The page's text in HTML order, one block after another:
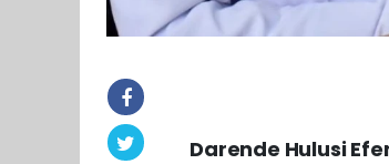
Darende Hulusi